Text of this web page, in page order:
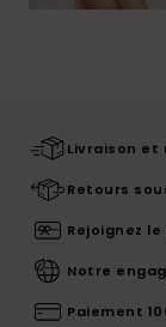
Livraison
Retours
Rejoignez
Notre
Paiement